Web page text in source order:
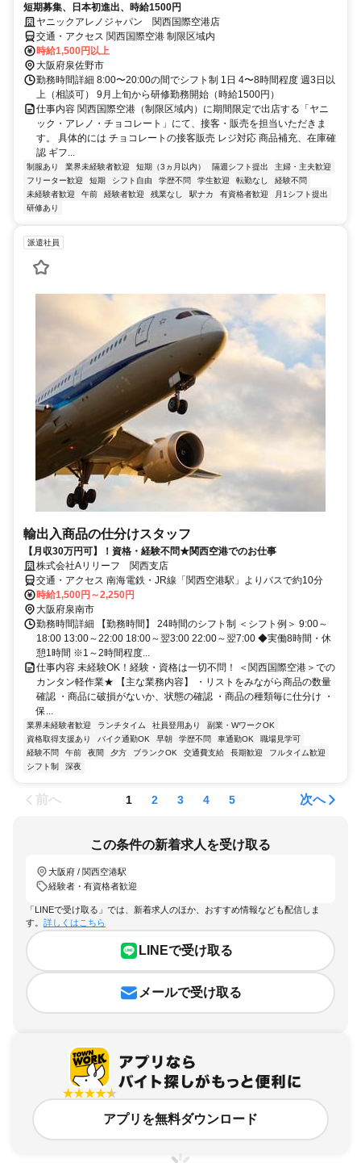
短期募集、日本初進出、時給1500円
ヤニックアレノジャパン 関西国際空港店
交通・アクセス 関西国際空港 制限区域内
時給1,500円以上
大阪府泉佐野市
勤務時間詳細 8:00〜20:00の間でシフト制 1日 4〜8時間程度 週3日以
上（相談可） 9月上旬から研修勤務開始（時給1500円）
仕事内容 関西国際空港（制限区域内）に期間限定で出店する「ヤニ
ック・アレノ・チョコレート」にて、接客・販売を担当いただきま
す。 具体的には チョコレートの接客販売 レジ対応 商品補充、在庫確
認 ギフ...
制服あり 業界未経験者歓迎 短期（3ヵ月以内） 隔週シフト提出
主婦・主夫歓迎
フリーター歓迎
短期 シフト自由 学歴不問 学生歓迎 転勤なし
経験不問
未経験者歓迎
午前 経験者歓迎 残業なし 駅ナカ 有資格者歓迎
月1シフト提出
研修あり
派遣社員
輸出入商品の仕分けスタッフ
【月収30万円可】！資格・経験不問★関西空港でのお仕事
株式会社Aリリーフ 関西支店
交通・アクセス 南海電鉄・JR線「関西空港駅」よりバスで約10分
時給1,500円～2,250円
大阪府泉南市
勤務時間詳細 【勤務時間】 24時間のシフト制 ＜シフト例＞ 9:00～
18:00 13:00～22:00 18:00～翌3:00 22:00～翌7:00 ◆実働8時間・休
憩1時間 ※1～2時間程度...
仕事内容 未経験OK！経験・資格は一切不問！ ＜関西国際空港＞での
カンタン軽作業★ 【主な業務内容】 ・リストをみながら商品の数量
確認 ・商品に破損がないか、状態の確認 ・商品の種類毎に仕分け ・
保...
業界未経験者歓迎 ランチタイム 社員登用あり
副業・WワークOK
資格取得支援あり
バイク通勤OK 早朝 学歴不問 車通勤OK
職場見学可
経験不問
午前 夜間 夕方 ブランクOK 交通費支給 長期歓迎
フルタイム歓迎
シフト制
深夜
前へ 1 2 3 4 5 次へ
この条件の新着求人を受け取る
大阪府 / 関西空港駅
経験者・有資格者歓迎
「LINEで受け取る」では、新着求人のほか、おすすめ情報なども配信しま
す。 詳しくはこちら
LINEで受け取る
メールで受け取る
アプリを無料ダウンロード